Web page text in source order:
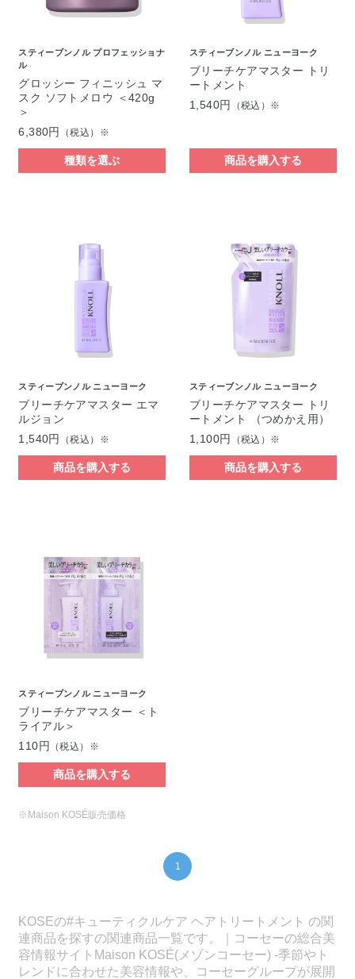
スティーブンノル プロフェッショナ
ル
グロッシー フィニッシュ マ
スク ソフトメロウ ＜420g
＞
6,380円
（税込）※
種類を選ぶ
スティーブンノル ニューヨーク
ブリーチケアマスター トリ
ートメント
1,540円
（税込）※
商品を購入する
スティーブンノル ニューヨーク
ブリーチケアマスター エマ
ルジョン
1,540円
（税込）※
商品を購入する
スティーブンノル ニューヨーク
ブリーチケアマスター トリ
ートメント （つめかえ用）
1,100円
（税込）※
商品を購入する
スティーブンノル ニューヨーク
ブリーチケアマスター ＜ト
ライアル＞
110円
（税込）※
商品を購入する
※Maison KOSÉ販売価格
1
KOSEの#キューティクルケア ヘアトリートメント の関
連商品を探すの関連商品一覧です。｜コーセーの総合美
容情報サイトMaison KOSÉ(メゾンコーセー) -季節やト
レンドに合わせた美容情報や、コーセーグループが展開